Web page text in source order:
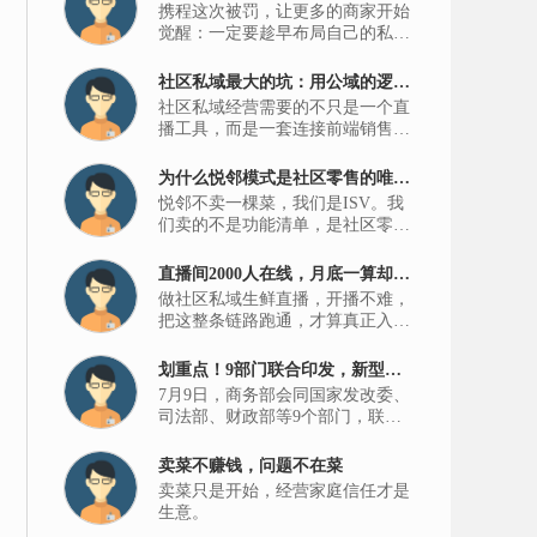
携程这次被罚，让更多的商家开始
觉醒：一定要趁早布局自己的私
能建立经营主场，拿回经营主动
权。
社区私域最大的坑：用公域的逻
辑，做邻居的生意
社区私域经营需要的不只是一个直
播工具，而是一套连接前端销售和
为什么悦邻模式是社区零售的唯一
解？
悦邻不卖一棵菜，我们是ISV。我
们卖的不是功能清单，是社区零售
直播间2000人在线，月底一算却没
赚钱？入局同城生鲜要过的是这7
关
做社区私域生鲜直播，开播不难，
把这整条链路跑通，才算真正入
划重点！9部门联合印发，新型零
售到底新在哪里？
7月9日，商务部会同国家发改委、
司法部、财政部等9个部门，联合
的意见》。
卖菜不赚钱，问题不在菜
卖菜只是开始，经营家庭信任才是
生意。